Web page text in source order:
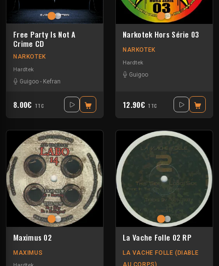
Free Party Is Not A
Crime CD
NARKOTEK
Hardtek
Guigoo - Kefran
8.00€ TTC
Narkotek Hors Série 03
NARKOTEK
Hardtek
Guigoo
12.90€ TTC
Maximus 02
MAXIMUS
La Vache Folle 02 RP
LA VACHE FOLLE (DIABLE
AU CORPS)